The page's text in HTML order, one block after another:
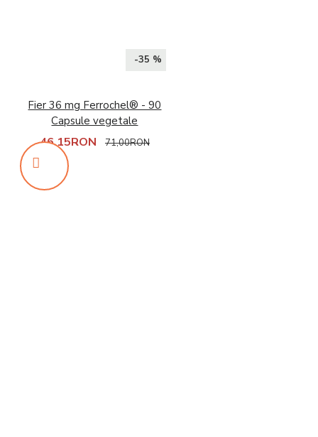
-35 %
Fier 36 mg Ferrochel® - 90
Capsule vegetale
46,15RON 71,00RON